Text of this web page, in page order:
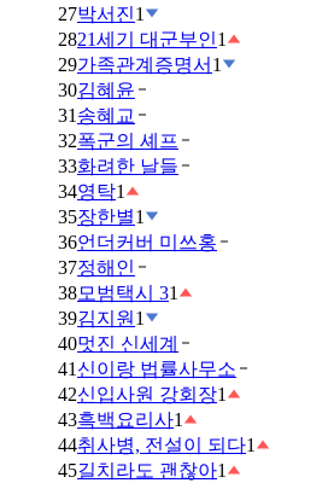
27박서진1
2821세기 대군부인1
29가족관계증명서 1
30김혜윤
31 송혜교
32폭군의 셰프
33화려한 날들
34영탁1
35장한별1
36언더커버 미쓰홍
37정해인
38모범택시 31
39김지원 1
40멋진 신세계
41 신이랑 법률사무소
42신입사원 강회장1
43흑백요리사1
44취사병, 전설이 되다1
45길치라도 괜찮아1